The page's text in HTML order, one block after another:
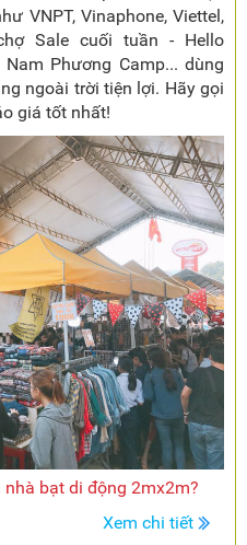
VNPT, Vinaphone, Viettel,
Sale cuối tuần - Hello
Phương Camp... dùng
ngoài trời tiện lợi. Hãy gọi
giá tốt nhất!
bạt di động 2mx2m?
Xem chi tiết